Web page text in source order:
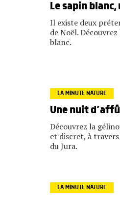
Le sapin
Il existe deux
de Noël.
blanc.
LA MINUTE NATURE
Une nuit
Découvrez la
et discret, à
du Jura.
LA MINUTE NATURE